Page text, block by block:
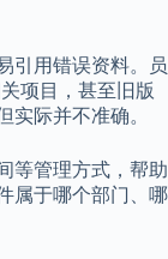
引用错误资料。员
项目，甚至旧版
实际并不准确。
等管理方式，帮助
属于哪个部门、哪